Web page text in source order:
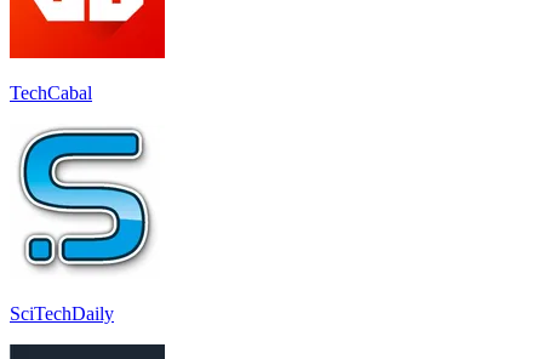
TechCabal
SciTechDaily